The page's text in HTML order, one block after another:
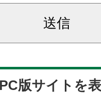
PC版サイトを